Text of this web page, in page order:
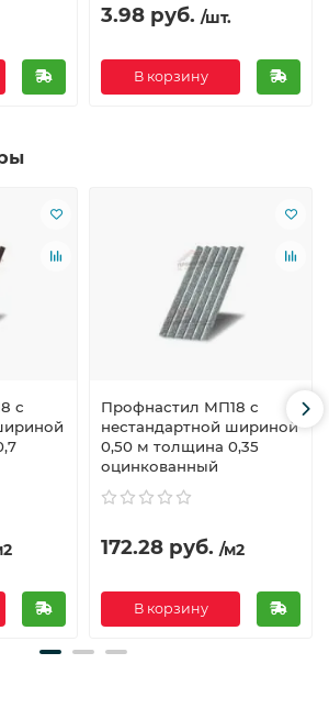
3.98 руб. /шт.
В корзину
с
Профнастил МП18 с
нестандартной шириной
0,50 м толщина 0,35
оцинкованный
172.28 руб. /м2
В корзину